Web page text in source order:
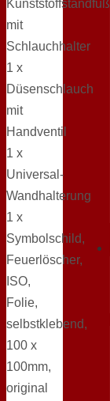
Kunststoffstandfuß
mit
Schlauchhalter
1 x
Düsenschlauch
mit
Handventil
1 x
Universal-
Wandhalterung
1 x
Symbolschild,
Feuerlöscher,
ISO,
Folie,
selbstklebend,
100 x
100mm,
original